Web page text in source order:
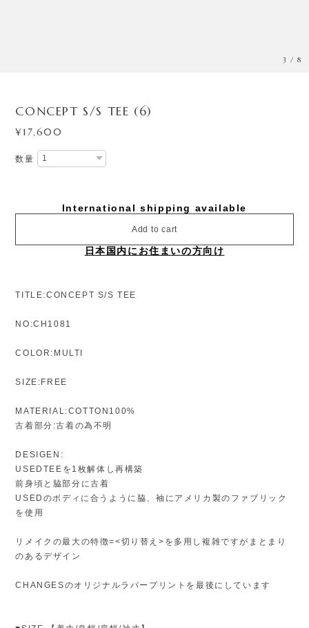
3 /8
CONCEPT S/S TEE (6)
¥17,600
数量
International shipping available
Add to cart
日本国内にお住まいの方向け
TITLE:CONCEPT S/S TEE
NO:CH1081
COLOR:MULTI
SIZE:FREE
MATERIAL:COTTON100%
古着部分:古着の為不明
DESIGEN:
USEDTEEを1枚解体し再構築
前身頃と脇部分に古着
USEDのボディに合うように脇、袖にアメリカ製のファブリック
を使用
リメイクの最大の特徴=<切り替え>を多用し複雑ですがまとまり
のあるデザイン
CHANGESのオリジナルラバープリントを最後にしています